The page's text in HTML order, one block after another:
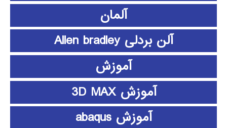
آلمان
آلن بردلی Allen bradley
آموزش
آموزش 3D MAX
آموزش abaqus